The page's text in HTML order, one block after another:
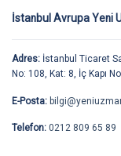
İstanbul Avrupa Yeni
Adres: İstanbul Ticaret
No: 108, Kat: 8, İç Kapı
E-Posta:
Telefon: 0212 809 65 89